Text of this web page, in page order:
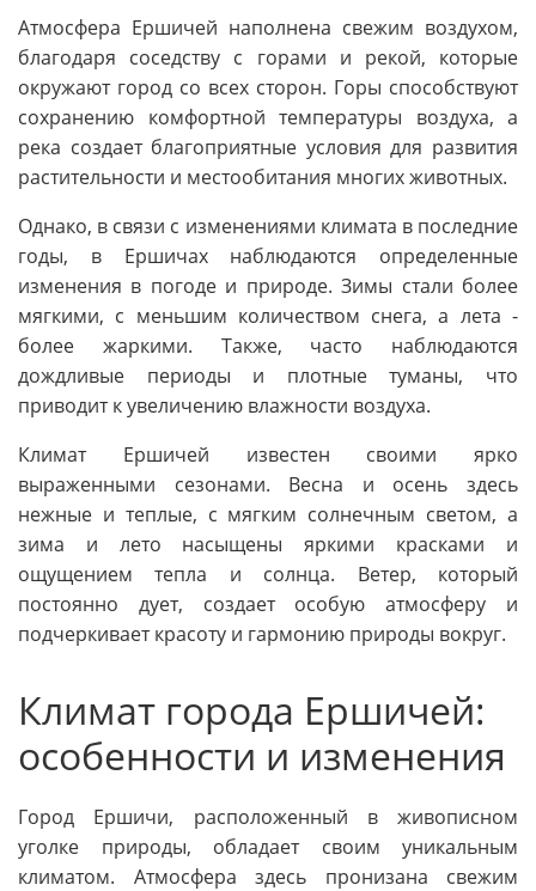
Атмосфера Ершичей наполнена свежим воздухом,
благодаря соседству с горами и рекой, которые
окружают город со всех сторон. Горы способствуют
сохранению комфортной температуры воздуха, а
река создает благоприятные условия для развития
растительности и местообитания многих животных.
Однако, в связи с изменениями климата в последние
годы, в Ершичах наблюдаются определенные
изменения в погоде и природе. Зимы стали более
мягкими, с меньшим количеством снега, а лета -
более жаркими. Также, часто наблюдаются
дождливые периоды и плотные туманы, что
приводит к увеличению влажности воздуха.
Климат Ершичей известен своими ярко
выраженными сезонами. Весна и осень здесь
нежные и теплые, с мягким солнечным светом, а
зима и лето насыщены яркими красками и
ощущением тепла и солнца. Ветер, который
постоянно дует, создает особую атмосферу и
подчеркивает красоту и гармонию природы вокруг.
Климат города Ершичей:
особенности и изменения
Город Ершичи, расположенный в живописном
уголке природы, обладает своим уникальным
климатом. Атмосфера здесь пронизана свежим